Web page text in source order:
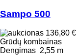
Sampo 500
136,80 €
Grūdų kombainas
Dengimas 2,55 m